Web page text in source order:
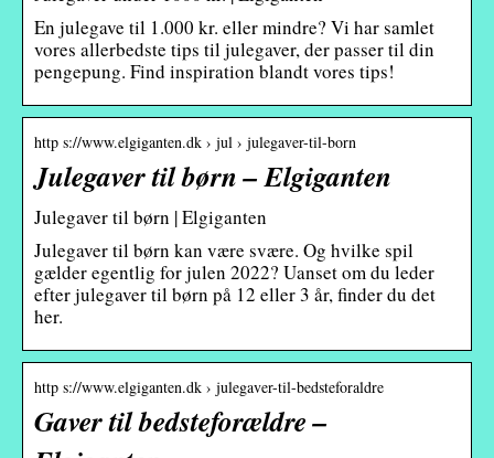
En julegave til 1.000 kr. eller mindre? Vi har samlet
vores allerbedste tips til julegaver, der passer til din
pengepung. Find inspiration blandt vores tips!
http s://www.elgiganten.dk › jul › julegaver-til-born
Julegaver til børn – Elgiganten
Julegaver til børn | Elgiganten
Julegaver til børn kan være svære. Og hvilke spil
gælder egentlig for julen 2022? Uanset om du leder
efter julegaver til børn på 12 eller 3 år, finder du det
her.
http s://www.elgiganten.dk › julegaver-til-bedsteforaldre
Gaver til bedsteforældre –